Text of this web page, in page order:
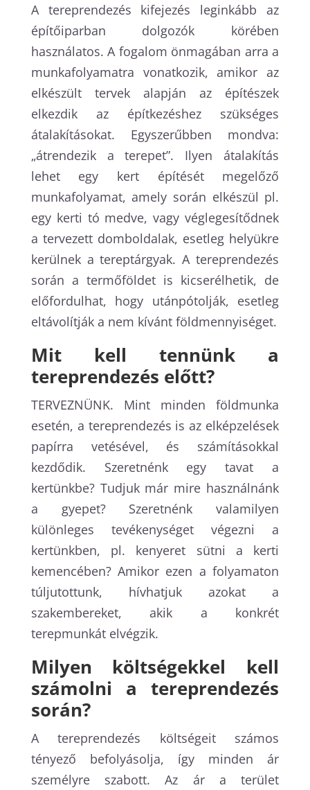
A tereprendezés kifejezés leginkább az
építőiparban dolgozók körében
használatos. A fogalom önmagában arra a
munkafolyamatra vonatkozik, amikor az
elkészült tervek alapján az építészek
elkezdik az építkezéshez szükséges
átalakításokat. Egyszerűbben mondva:
„átrendezik a terepet”. Ilyen átalakítás
lehet egy kert építését megelőző
munkafolyamat, amely során elkészül pl.
egy kerti tó medve, vagy véglegesítődnek
a tervezett domboldalak, esetleg helyükre
kerülnek a tereptárgyak. A tereprendezés
során a termőföldet is kicserélhetik, de
előfordulhat, hogy utánpótolják, esetleg
eltávolítják a nem kívánt földmennyiséget.
Mit kell tennünk a
tereprendezés előtt?
TERVEZNÜNK. Mint minden földmunka
esetén, a tereprendezés is az elképzelések
papírra vetésével, és számításokkal
kezdődik. Szeretnénk egy tavat a
kertünkbe? Tudjuk már mire használnánk
a gyepet? Szeretnénk valamilyen
különleges tevékenységet végezni a
kertünkben, pl. kenyeret sütni a kerti
kemencében? Amikor ezen a folyamaton
túljutottunk, hívhatjuk azokat a
szakembereket, akik a konkrét
terepmunkát elvégzik.
Milyen költségekkel kell
számolni a tereprendezés
során?
A tereprendezés költségeit számos
tényező befolyásolja, így minden ár
személyre szabott. Az ár a terület